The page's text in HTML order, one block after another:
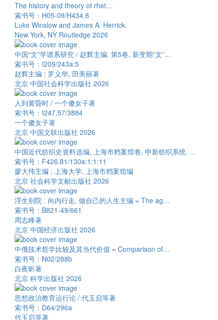
The history and theory of rhet…
索书号：H05-09/H434.8
Luke Winslow and James A. Herrick.
New York, NY Routledge 2026
中国“文”学谱系研究 / 赵辉主编. 第5卷, 新变期“文”…
索书号：I209/243a:5
赵辉主编 ; 罗义华, 田美丽著
北京 中国社会科学出版社 2026
人到黄昏时 / 一个傻女子著
索书号：I247.57/3884
一个傻女子著
北京 中国文联出版社 2026
中国近代纺织史资料选编, 上海市档案馆卷, 申新纺织系统. …
索书号：F426.81/130a:1:1:11
廖大伟主编 ; 上海大学, 上海市档案馆编
北京 社会科学文献出版社 2026
浮生别院 : 向内行走, 做自己的人生主编 = The ag…
索书号：B821-49/661
周志峰著
北京 中国经济出版社 2026
中俄技术哲学比较及其当代价值 = Comparison of…
索书号：N02/288b
白夜昕著
北京 科学出版社 2026
思想政治教育运行论 / 代玉启等著
索书号：D64/296a
代玉启等著